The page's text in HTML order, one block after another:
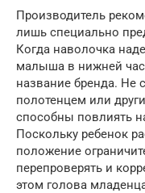
Производитель
лишь специально
Когда наволочка
малыша в нижней
название бренда. Не
полотенцем или
способны повлиять
Поскольку ребенок
положение
перепроверять и
этом голова